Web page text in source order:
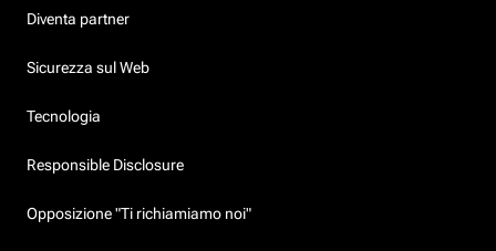
Diventa partner
Sicurezza sul Web
Tecnologia
Responsible Disclosure
Opposizione "Ti richiamiamo noi"